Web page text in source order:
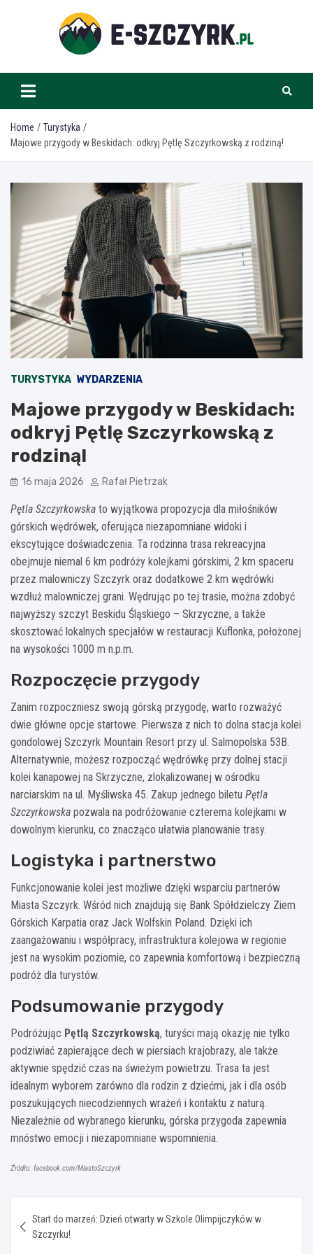
e-szczyrk.pl
Home
Turystyka
Majowe przygody w Beskidach: odkryj Pętlę Szczyrkowską z rodziną!
TURYSTYKA WYDARZENIA
Majowe przygody w Beskidach:
odkryj Pętlę Szczyrkowską z
rodziną!
16 maja 2026 Rafał Pietrzak
Pętla Szczyrkowska to wyjątkowa propozycja dla miłośników
górskich wędrówek, oferująca niezapomniane widoki i
ekscytujące doświadczenia. Ta rodzinna trasa rekreacyjna
obejmuje niemal 6 km podróży kolejkami górskimi, 2 km spaceru
przez malowniczy Szczyrk oraz dodatkowe 2 km wędrówki
wzdłuż malowniczej grani. Wędrując po tej trasie, można zdobyć
najwyższy szczyt Beskidu Śląskiego – Skrzyczne, a także
skosztować lokalnych specjałów w restauracji Kuflonka, położonej
na wysokości 1000 m n.p.m.
Rozpoczęcie przygody
Zanim rozpoczniesz swoją górską przygodę, warto rozważyć
dwie główne opcje startowe. Pierwsza z nich to dolna stacja kolei
gondolowej Szczyrk Mountain Resort przy ul. Salmopolska 53B.
Alternatywnie, możesz rozpocząć wędrówkę przy dolnej stacji
kolei kanapowej na Skrzyczne, zlokalizowanej w ośrodku
narciarskim na ul. Myśliwska 45. Zakup jednego biletu Pętla
Szczyrkowska pozwala na podróżowanie czterema kolejkami w
dowolnym kierunku, co znacząco ułatwia planowanie trasy.
Logistyka i partnerstwo
Funkcjonowanie kolei jest możliwe dzięki wsparciu partnerów
Miasta Szczyrk. Wśród nich znajdują się Bank Spółdzielczy Ziem
Górskich Karpatia oraz Jack Wolfskin Poland. Dzięki ich
zaangażowaniu i współpracy, infrastruktura kolejowa w regionie
jest na wysokim poziomie, co zapewnia komfortową i bezpieczną
podróż dla turystów.
Podsumowanie przygody
Podróżując Pętlą Szczyrkowską, turyści mają okazję nie tylko
podziwiać zapierające dech w piersiach krajobrazy, ale także
aktywnie spędzić czas na świeżym powietrzu. Trasa ta jest
idealnym wyborem zarówno dla rodzin z dziećmi, jak i dla osób
poszukujących niecodziennych wrażeń i kontaktu z naturą.
Niezależnie od wybranego kierunku, górska przygoda zapewnia
mnóstwo emocji i niezapomniane wspomnienia.
Źródło: facebook.com/MiastoSzczyrk
wpisu
Start do marzeń: Dzień otwarty w Szkole Olimpijczyków w
Szczyrku!